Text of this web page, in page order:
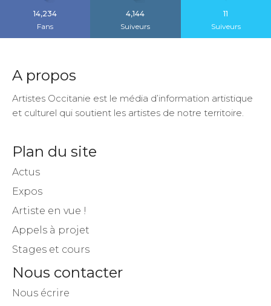
14,234
Fans
4,144
Suiveurs
11
Suiveurs
A propos
Artistes Occitanie est le média d’information artistique
et culturel qui soutient les artistes de notre territoire.
Plan du site
Actus
Expos
Artiste en vue !
Appels à projet
Stages et cours
Nous contacter
Nous écrire